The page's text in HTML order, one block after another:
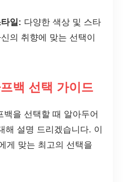
일: 다양한 색상 및 스타
의 취향에 맞는 선택이
백 선택 가이드
백을 선택할 때 알아두어
해 설명 드리겠습니다. 이
게 맞는 최고의 선택을